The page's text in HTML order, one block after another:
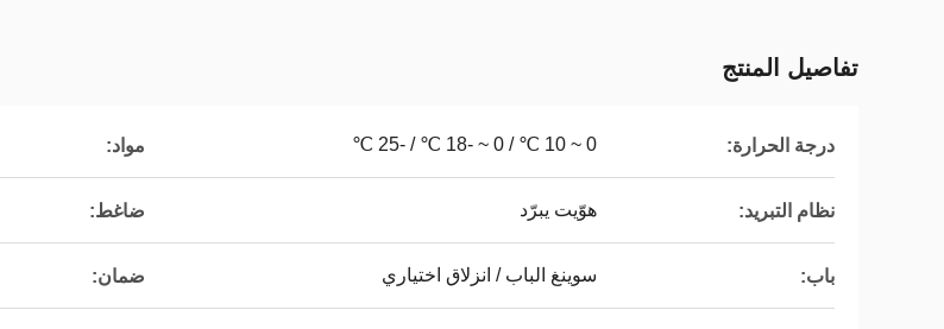
تفاصيل المنتج
درجة الحرارة: 0 ~ 10 ℃ / 0 ~ -18 ℃ / -25 ℃ مواد:
نظام التبريد: هوّيت يبرّد ضاغط:
باب: سوينغ الباب / انزلاق اختياري ضمان: